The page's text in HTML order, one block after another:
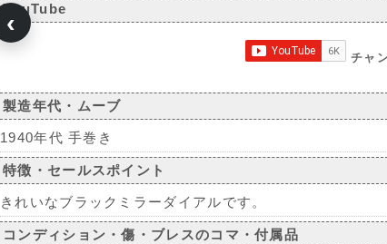
YouTube
‹
チャ
製造年代・ムーブ
1940年代 手巻き
特徴・セールスポイント
きれいなブラックミラーダイアルです。
コンディション・傷・ブレスのコマ・付属品